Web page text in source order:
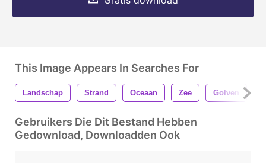
This Image Appears In Searches For
Landschap Strand Oceaan Zee Golven
Gebruikers Die Dit Bestand Hebben
Gedownload, Downloadden Ook